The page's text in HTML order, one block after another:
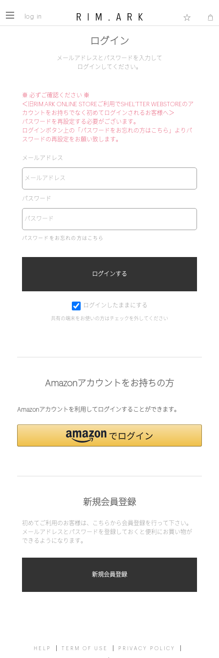
log in
ログイン
メールアドレスとパスワードを入力して
ログインしてください。
※ 必ずご確認ください ※
＜旧RIM.ARK ONLINE STOREご利用でSHEL'TTER WEBSTOREのア
カウントをお持ちでなく初めてログインされるお客様へ＞
パスワードを再設定する必要がございます。
ログインボタン上の「パスワードをお忘れの方はこちら」よりパ
スワードの再設定をお願い致します。
メールアドレス
パスワード
パスワードをお忘れの方はこちら
ログインしたままにする
共有の端末をお使いの方はチェックを外してください
Amazonアカウントをお持ちの方
Amazonアカウントを利用してログインすることができます。
新規会員登録
初めてご利用のお客様は、こちらから会員登録を行って下さい。
メールアドレスとパスワードを登録しておくと便利にお買い物が
できるようになります。
HELP TERM OF USE PRIVACY POLICY